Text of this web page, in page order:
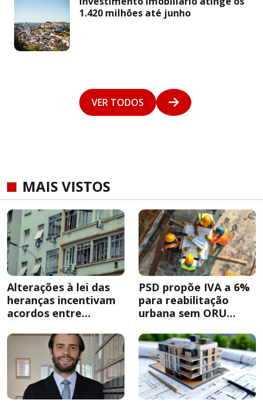
1.420 milhões até junho
VER TODOS
MAIS VISTOS
Alterações à lei das
heranças incentivam
acordos entre
PSD propõe IVA a 6%
para reabilitação
urbana sem ORU